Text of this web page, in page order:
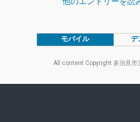
モバイル デ
All content Copyright 多治見市